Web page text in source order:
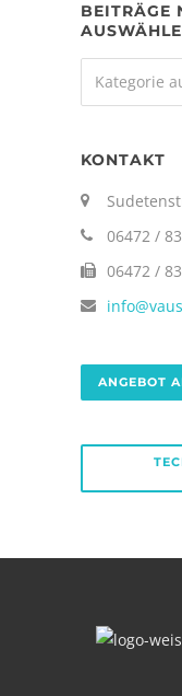
BEITRÄGE
auswählen
Kategorie
KONTAKT
06472 /
06472 /
ANGEBOT